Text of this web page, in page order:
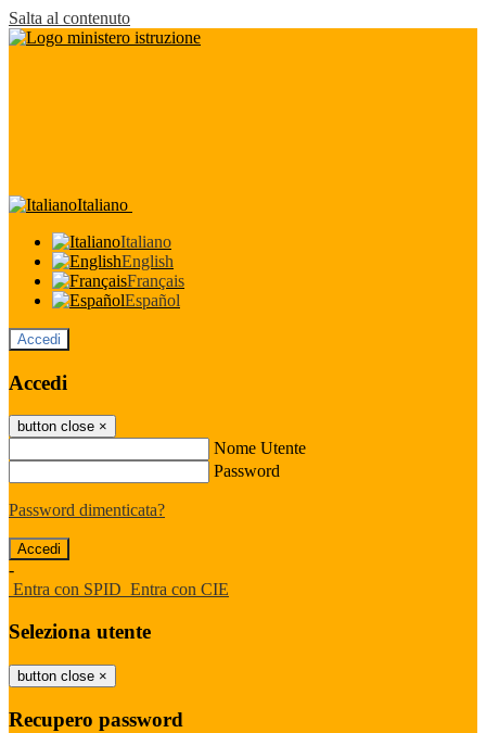
Salta al contenuto
Italiano
Italiano
English
Français
Español
Accedi
Accedi
button close ×
Nome Utente
Password
Password dimenticata?
-
Entra con SPID Entra con CIE
Seleziona utente
button close ×
Recupero password